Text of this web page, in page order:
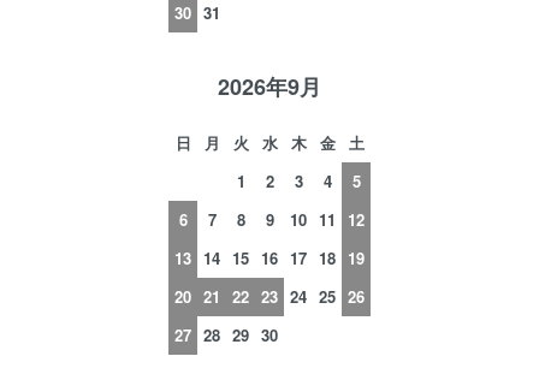
30 31
2026年9月
日 月 火 水 木 金
土
1
2 3 4
5
6
7 8 9 10 11
12
13 14 15 16 17 18 19
20 21 22 23 24 25 26
27 28 29 30